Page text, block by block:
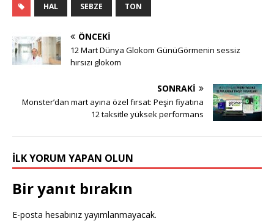
HAL SEBZE TON
ÖNCEKI
12 Mart Dünya Glokom GünüGörmenin sessiz
hırsızı glokom
SONRAKI
Monster’dan mart ayına özel fırsat: Peşin fiyatına
12 taksitle yüksek performans
İLK YORUM YAPAN OLUN
Bir yanıt bırakın
E-posta hesabınız yayımlanmayacak.